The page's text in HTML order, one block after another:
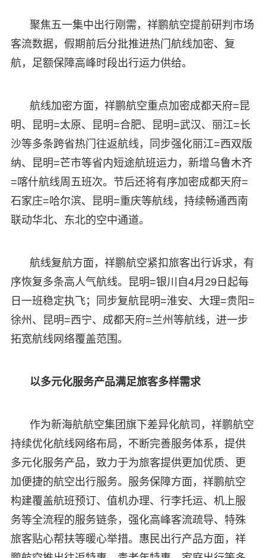
聚焦五一集中出行刚需，祥鹏航空提前研判市场
客流数据，假期前后分批推进热门航线加密、复
航，足额保障高峰时段出行运力供给。
航线加密方面，祥鹏航空重点加密成都天府=昆
明、昆明=太原、昆明=合肥、昆明=武汉、丽江=长
沙等多条跨省热门往返航线，同步强化丽江=西双版
纳、昆明=芒市等省内短途航班运力，新增乌鲁木齐
=喀什航线周五班次。节后还将有序加密成都天府=
石家庄=哈尔滨、昆明=重庆等航线，持续畅通西南
联动华北、东北的空中通道。
航线复航方面，祥鹏航空紧扣旅客出行诉求，有
序恢复多条高人气航线。昆明=银川自4月29日起每
日一班稳定执飞；同步复航昆明=淮安、大理=贵阳=
徐州、昆明=西宁、成都天府=兰州等航线，进一步
拓宽航线网络覆盖范围。
以多元化服务产品满足旅客多样需求
作为新海航航空集团旗下差异化航司，祥鹏航空
持续优化航线网络布局，不断完善服务体系，提供
多元化服务产品，致力于为旅客提供更加优质、更
加便捷的航空出行服务。服务保障方面，祥鹏航空
构建覆盖航班预订、值机办理、行李托运、机上服
务等全流程的服务链条，强化高峰客流疏导、特殊
旅客贴心帮扶等暖心举措。惠民出行产品方面，祥